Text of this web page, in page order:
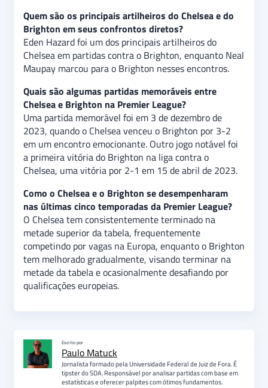
Quem são os principais artilheiros do Chelsea e do
Brighton em seus confrontos diretos?
Eden Hazard foi um dos principais artilheiros do
Chelsea em partidas contra o Brighton, enquanto Neal
Maupay marcou para o Brighton nesses encontros.
Quais são algumas partidas memoráveis entre
Chelsea e Brighton na Premier League?
Uma partida memorável foi em 3 de dezembro de
2023, quando o Chelsea venceu o Brighton por 3-2
em um encontro emocionante. Outro jogo notável foi
a primeira vitória do Brighton na liga contra o
Chelsea, uma vitória por 2-1 em 15 de abril de 2023.
Como o Chelsea e o Brighton se desempenharam
nas últimas cinco temporadas da Premier League?
O Chelsea tem consistentemente terminado na
metade superior da tabela, frequentemente
competindo por vagas na Europa, enquanto o Brighton
tem melhorado gradualmente, visando terminar na
metade da tabela e ocasionalmente desafiando por
qualificações europeias.
Escrito por
Paulo Matuck
Jornalista formado pela Universidade Federal de Juiz de Fora. É
tipster do SDA. Responsável por analisar partidas com base em
estatísticas e oferecer palpites com ótimos fundamentos.